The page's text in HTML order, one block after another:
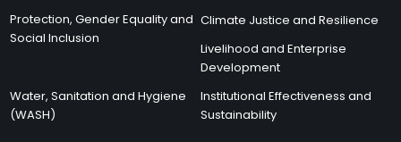
Protection, Gender Equality and
Social Inclusion
Climate Justice and Resilience
Livelihood and Enterprise
Development
Water, Sanitation and Hygiene
(WASH)
Institutional Effectiveness and
Sustainability